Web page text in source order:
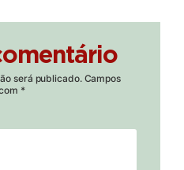
será publicado. Campos
*